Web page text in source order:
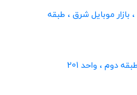
موبایل شرق ، طبقه
دوم ، واحد 201